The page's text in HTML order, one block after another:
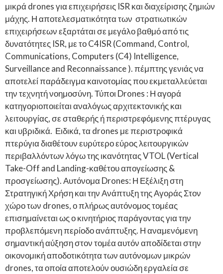
μικρά drones για επιχειρήσεις ISR και διαχείρισης ζημιών
μάχης. Η αποτελεσματικότητα των στρατιωτικών
επιχειρήσεων εξαρτάται σε μεγάλο βαθμό από τις
δυνατότητες ISR, με το C4ISR (Command, Control,
Communications, Computers (C4) Intelligence,
Surveillance and Reconnaissance ). πέμπτης γενιάς να
αποτελεί παράδειγμα καινοτομίας που εκμεταλλεύεται
την τεχνητή νοημοσύνη. Τύποι Drones : Η αγορά
κατηγοριοποιείται αναλόγως αρχιτεκτονικής και
λειτουργίας, σε σταθερής ή περιστρεφόμενης πτέρυγας
και υβριδικά. Ειδικά, τα drones με περιστροφικά
πτερύγια διαθέτουν ευρύτερο εύρος λειτουργικών
περιβαλλόντων λόγω της ικανότητας VTOL (Vertical
Take-Off and Landing-καθέτου απογείωσης &
προσγείωσης). Αυτόνομα Drones: Η Εξέλιξη στη
Στρατηγική Χρήση και την Ανάπτυξη της Αγοράς Στον
χώρο των drones, ο πλήρως αυτόνομος τομέας
επισημαίνεται ως ο κινητήριος παράγοντας για την
προβλεπόμενη περίοδο ανάπτυξης. Η αναμενόμενη
σημαντική αύξηση στον τομέα αυτόν αποδίδεται στην
οικονομική αποδοτικότητα των αυτόνομων μικρών
drones, τα οποία αποτελούν ουσιώδη εργαλεία σε